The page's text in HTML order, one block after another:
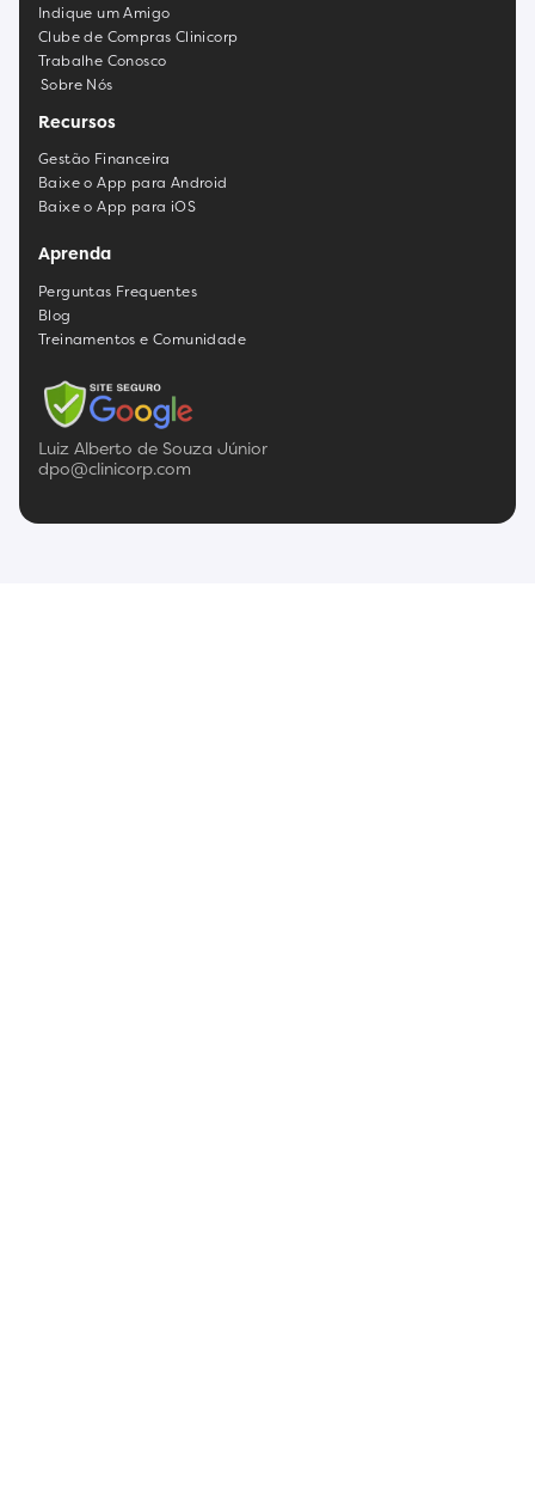
Indique um Amigo
Clube de Compras Clinicorp
Trabalhe Conosco
Sobre Nós
Recursos
Gestão Financeira
Baixe o App para Android
Baixe o App para iOS
Aprenda
Perguntas Frequentes
Blog
Treinamentos e Comunidade
Luiz Alberto de Souza Júnior
dpo@clinicorp.com